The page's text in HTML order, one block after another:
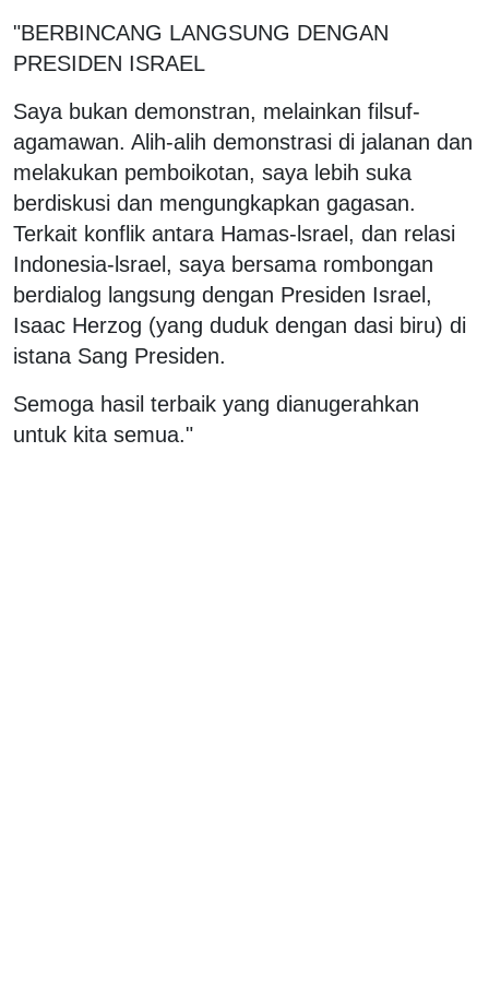
"BERBINCANG LANGSUNG DENGAN
PRESIDEN ISRAEL
Saya bukan demonstran, melainkan filsuf-
agamawan. Alih-alih demonstrasi di jalanan dan
melakukan pemboikotan, saya lebih suka
berdiskusi dan mengungkapkan gagasan.
Terkait konflik antara Hamas-lsrael, dan relasi
Indonesia-lsrael, saya bersama rombongan
berdialog langsung dengan Presiden Israel,
Isaac Herzog (yang duduk dengan dasi biru) di
istana Sang Presiden.
Semoga hasil terbaik yang dianugerahkan
untuk kita semua."